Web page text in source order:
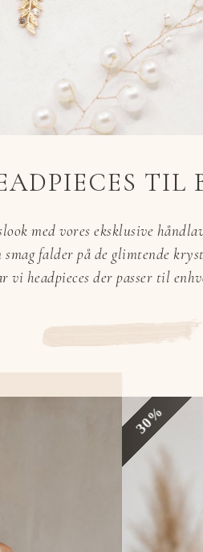
TIL
med vores eksklusive
falder på de glimtende
vi headpieces der passer til
30%